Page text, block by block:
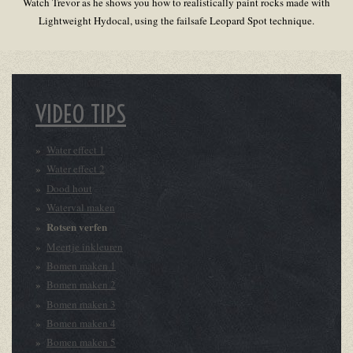
Lightweight Hydocal, using the failsafe Leopard Spot technique.
VIDEO TIPS
Water effect 1
Water effect 2
Dood hout
Waterval maken
Rotsen verfen
Meertje inkleuren
Bomen maken 1
Bomen maken 2
Bomen maken 3
Bomen maken 4
Bomen maken 5